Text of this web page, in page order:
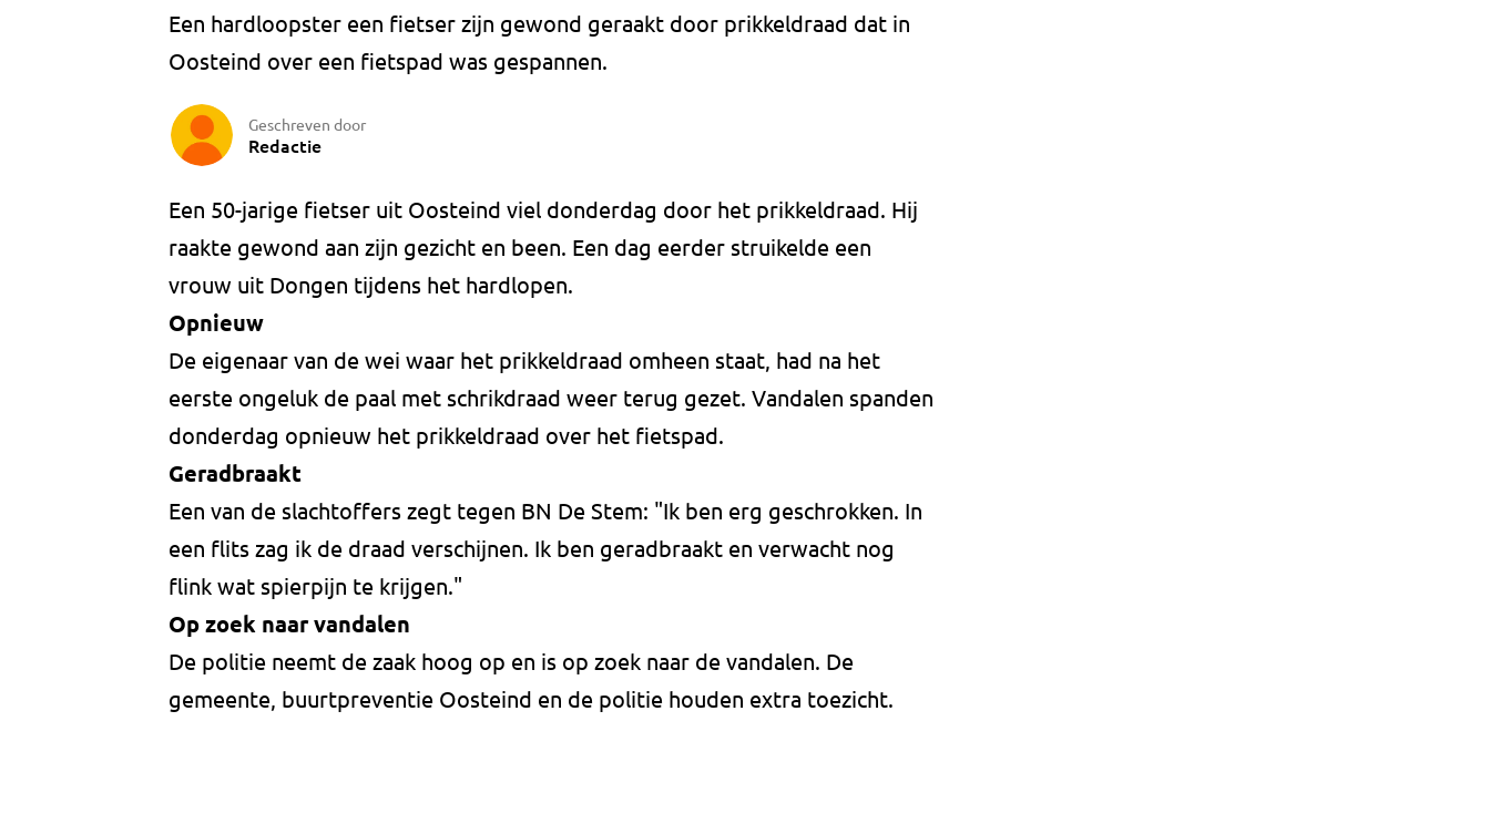
Een hardloopster een fietser zijn gewond geraakt door prikkeldraad dat in
Oosteind over een fietspad was gespannen.
Geschreven door
Redactie
Een 50-jarige fietser uit Oosteind viel donderdag door het prikkeldraad. Hij
raakte gewond aan zijn gezicht en been. Een dag eerder struikelde een
vrouw uit Dongen tijdens het hardlopen.
Opnieuw
De eigenaar van de wei waar het prikkeldraad omheen staat, had na het
eerste ongeluk de paal met schrikdraad weer terug gezet. Vandalen spanden
donderdag opnieuw het prikkeldraad over het fietspad.
Geradbraakt
Een van de slachtoffers zegt tegen BN De Stem: "Ik ben erg geschrokken. In
een flits zag ik de draad verschijnen. Ik ben geradbraakt en verwacht nog
flink wat spierpijn te krijgen."
Op zoek naar vandalen
De politie neemt de zaak hoog op en is op zoek naar de vandalen. De
gemeente, buurtpreventie Oosteind en de politie houden extra toezicht.